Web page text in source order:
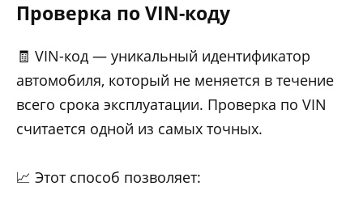
Проверка по VIN-коду
🧾 VIN-код — уникальный идентификатор
автомобиля, который не меняется в течение
всего срока эксплуатации. Проверка по VIN
считается одной из самых точных.
📈 Этот способ позволяет: